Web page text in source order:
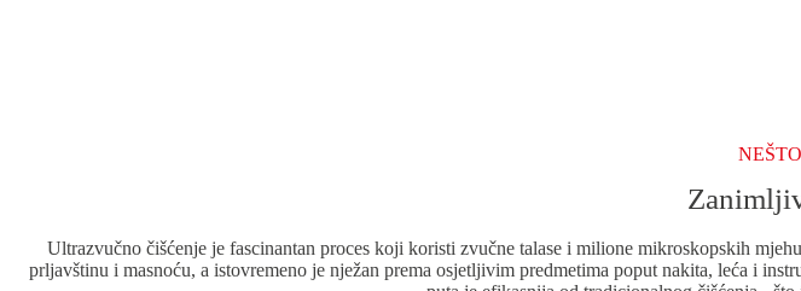
Ultrazvučno čišćenje je fascinantan proces koji koristi zvučne talase i milione mikroskopskih
prljavštinu i masnoću, a istovremeno je nježan prema osjetljivim predmetima poput nakita, leća i